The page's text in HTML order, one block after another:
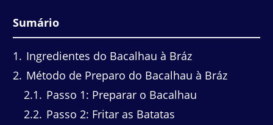
Sumário
1
Ingredientes do Bacalhau à Bráz
2 Método de Preparo do Bacalhau à Bráz
2.1
Passo 1: Preparar o Bacalhau
2.2 Passo 2: Fritar as Batatas